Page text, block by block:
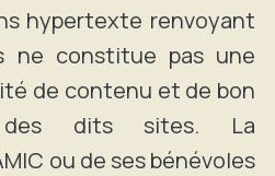
hypertexte renvoyant
ne constitue pas une
de contenu et de bon
des dits sites. La
ou de ses bénévoles